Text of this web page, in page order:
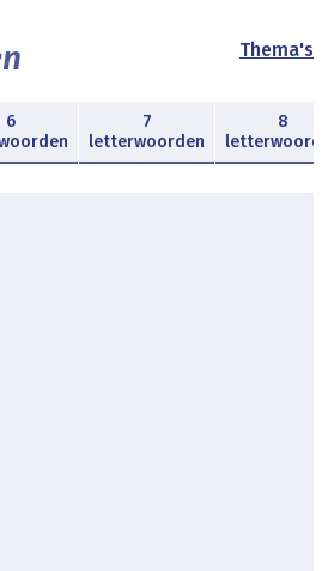
Thema's
6
7
letterwoorden
8